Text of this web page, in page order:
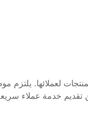
لعملائها. يلتزم
خدمة عملاء سريعة